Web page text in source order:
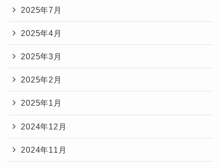
2025年7月
2025年4月
2025年3月
2025年2月
2025年1月
2024年12月
2024年11月